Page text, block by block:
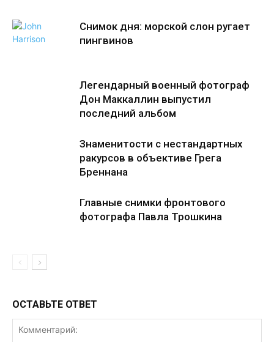
Снимок дня: морской слон ругает
пингвинов
Легендарный военный фотограф
Дон Маккаллин выпустил
последний альбом
Знаменитости с нестандартных
ракурсов в объективе Грега
Бреннана
Главные снимки фронтового
фотографа Павла Трошкина
ОСТАВЬТЕ ОТВЕТ